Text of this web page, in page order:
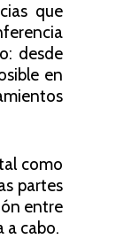
que
desde
en
como
partes
entre
a cabo.